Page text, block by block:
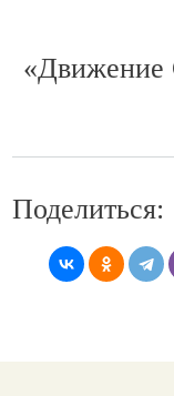
«Движение
Поделиться: